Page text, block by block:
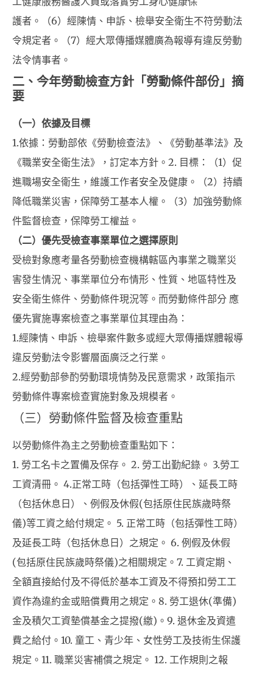
護者。（6）經陳情、申訴、檢舉安全衛生不符勞動法
令規定者。（7）經大眾傳播媒體廣為報導有違反勞動
法令情事者。
二、今年勞動檢查方針「勞動條件部份」摘
要
（一）依據及目標
1.依據：勞動部依《勞動檢查法》、《勞動基準法》及
《職業安全衛生法》，訂定本方針。2. 目標：（1）促
進職場安全衛生，維護工作者安全及健康。（2）持續
降低職業災害，保障勞工基本人權。（3）加強勞動條
件監督檢查，保障勞工權益。
（二）優先受檢查事業單位之選擇原則
受檢對象應考量各勞動檢查機構轄區內事業之職業災
害發生情況、事業單位分布情形、性質、地區特性及
安全衛生條件、勞動條件現況等。而勞動條件部分 應
優先實施專案檢查之事業單位其理由為：
1.經陳情、申訴、檢舉案件數多或經大眾傳播媒體報導
違反勞動法令影響層面廣泛之行業。
2.經勞動部參酌勞動環境情勢及民意需求，政策指示
勞動條件專案檢查實施對象及規模者。
（三）勞動條件監督及檢查重點
以勞動條件為主之勞動檢查重點如下：
1. 勞工名卡之置備及保存。 2. 勞工出勤紀錄。 3.勞工
工資清冊。 4.正常工時（包括彈性工時）、延長工時
（包括休息日）、例假及休假(包括原住民族歲時祭
儀)等工資之給付規定。 5. 正常工時（包括彈性工時）
及延長工時（包括休息日）之規定。 6. 例假及休假
(包括原住民族歲時祭儀)之相關規定。7. 工資定期、
全額直接給付及不得低於基本工資及不得預扣勞工工
資作為違約金或賠償費用之規定。8. 勞工退休(準備)
金及積欠工資墊償基金之提撥(繳)。9. 退休金及資遣
費之給付。10. 童工、青少年、女性勞工及技術生保護
規定。11. 職業災害補償之規定。 12. 工作規則之報